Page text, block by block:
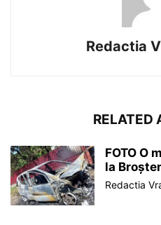
Redactia
RELATED
FOTO O
la
Redactia